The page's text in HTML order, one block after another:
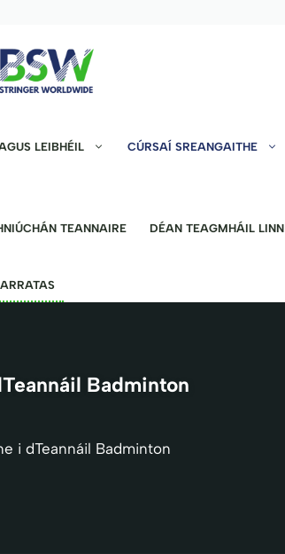
LEIBHÉIL CÚRSAÍ SREANGAITHE
TEANNAIRE DÉAN TEAGMHÁIL LINN
Badminton
i dTeannáil Badminton